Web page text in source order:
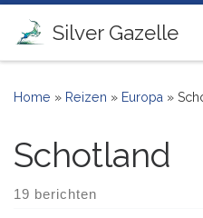
Ga naar inhoud
Silver Gazelle
Home » Reizen » Europa »
Schotland
19 berichten